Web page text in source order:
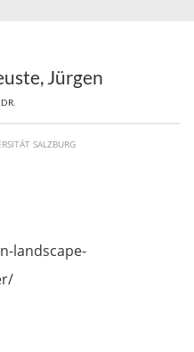
Jürgen
SALZBURG
landscape-